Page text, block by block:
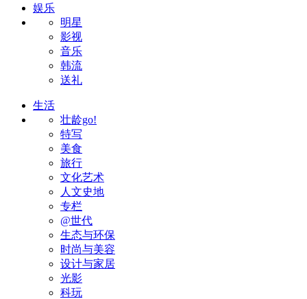
娱乐
明星
影视
音乐
韩流
送礼
生活
壮龄go!
特写
美食
旅行
文化艺术
人文史地
专栏
@世代
生态与环保
时尚与美容
设计与家居
光影
科玩